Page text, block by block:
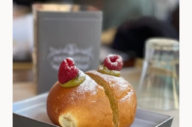
שווים שביקרתי בהם ודברים יפ